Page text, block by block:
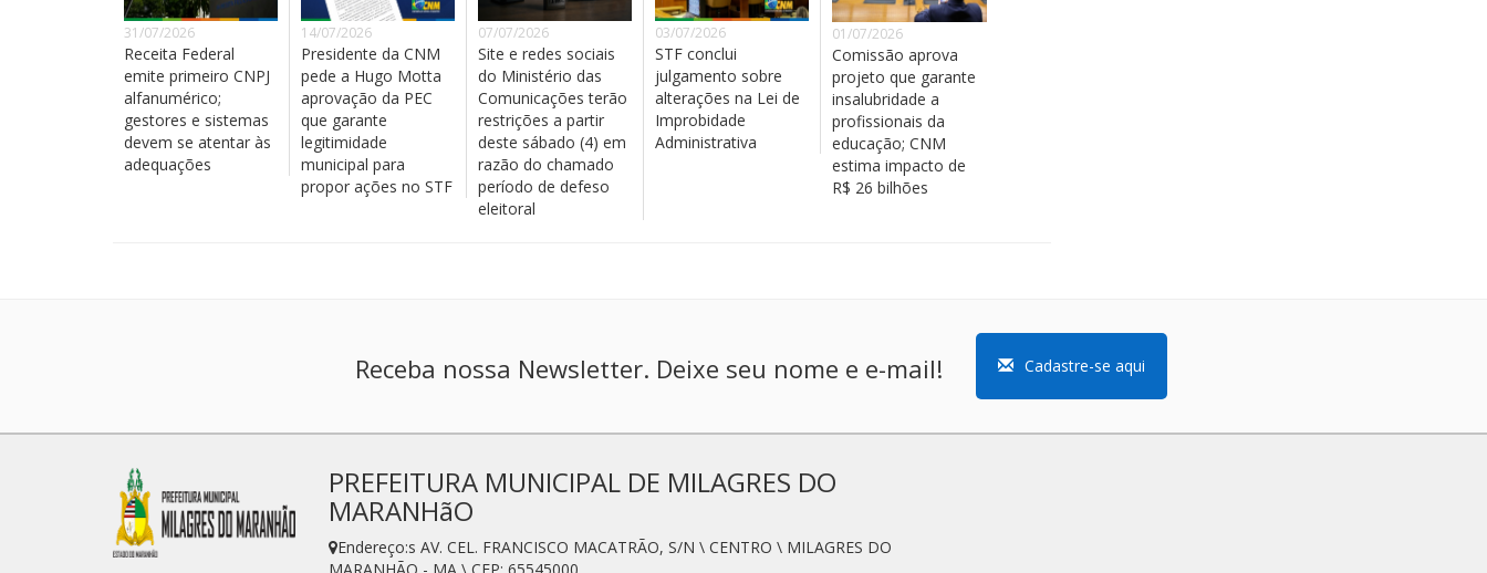
31/07/2026
Receita Federal
emite primeiro CNPJ
alfanumérico;
gestores e sistemas
devem se atentar às
adequações
14/07/2026
Presidente da CNM
pede a Hugo Motta
aprovação da PEC
que garante
legitimidade
municipal para
propor ações no STF
07/07/2026
Site e redes sociais
do Ministério das
Comunicações terão
restrições a partir
deste sábado (4) em
razão do chamado
período de defeso
eleitoral
03/07/2026
STF conclui
julgamento sobre
alterações na Lei de
Improbidade
Administrativa
01/07/2026
Comissão aprova
projeto que garante
insalubridade a
profissionais da
educação; CNM
estima impacto de
R$ 26 bilhões
Receba nossa Newsletter. Deixe seu nome e e-mail! Cadastre-se aqui
PREFEITURA MUNICIPAL DE MILAGRES DO
MARANHãO
Endereço:s AV. CEL. FRANCISCO MACATRÃO, S/N \ CENTRO \ MILAGRES DO